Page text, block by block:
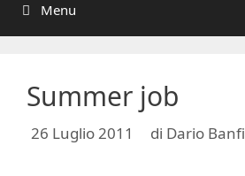
Menu
Summer job
26 Luglio 2011 di Dario Banfi